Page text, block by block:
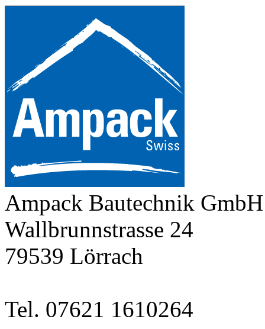
Ampack Bautechnik GmbH
Wallbrunnstrasse 24
79539 Lörrach
Tel. 07621 1610264